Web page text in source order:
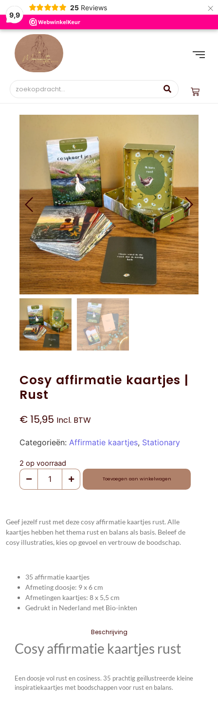
9,9
25 Reviews ×
Cosy affirmatie kaartjes |
Rust
€ 15,95 Incl. BTW
Categorieën: Affirmatie kaartjes, Stationary
2 op voorraad
Toevoegen aan winkelwagen
Geef jezelf rust met deze cosy affirmatie kaartjes rust. Alle
kaartjes hebben het thema rust en balans als basis. Beleef de
cosy illustraties, kies op gevoel en vertrouw de boodschap.
35 affirmatie kaartjes
Afmeting doosje: 9 x 6 cm
Afmetingen kaartjes: 8 x 5,5 cm
Gedrukt in Nederland met Bio-inkten
Beschrijving
Cosy affirmatie kaartjes rust
Een doosje vol rust en cosiness. 35 prachtig geïllustreerde kleine
inspiratiekaartjes met boodschappen voor rust en balans.